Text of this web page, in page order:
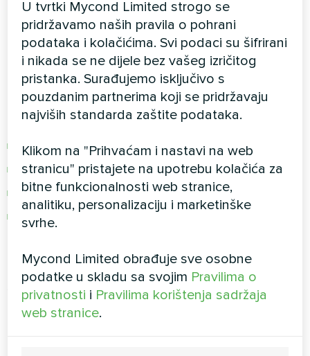
Dvozonska precizna kontrola
Revolucionarni aspekt koji izdvaja BeeSmart je
upravljanje dvostrukim krugom grijanja s
miješajućim ventilima. Možete održavati različite
temperature u različitim dijelovima svog doma:
Životni prostori na 21°C za udobnost obitelji
Spavaće sobe na 18°C za optimalan san
Krugovi podnog grijanja na 35°C
Krugovi radijatora na 55°C
Ova preciznost eliminira gubitak ravnomjernog
zagrijavanja u neiskorištenim prostorima, obično
smanjujući potrošnju energije za 25-35%.
Integracija pametne mreže i
U tvrtki Mycond Limited strogo se
pridržavamo naših pravila o pohrani
podataka i kolačićima. Svi podaci su šifrirani
i nikada se ne dijele bez vašeg izričitog
pristanka. Surađujemo isključivo s
pouzdanim partnerima koji se pridržavaju
najviših standarda zaštite podataka.
Klikom na "Prihvaćam i nastavi na web
stranicu" pristajete na upotrebu kolačića za
bitne funkcionalnosti web stranice,
analitiku, personalizaciju i marketinške
svrhe.
Mycond Limited obrađuje sve osobne
podatke u skladu sa svojim Pravilima o
privatnosti i Pravilima korištenja sadržaja
web stranice.